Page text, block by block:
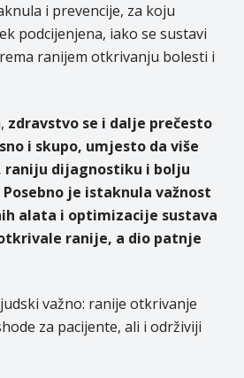
i prevencije, za koju
podcijenjena, iako se sustavi
ranijem otkrivanju bolesti i
zdravstvo se i dalje prečesto
i skupo, umjesto da više
raniju dijagnostiku i bolju
je istaknula važnost
alata i optimizacije sustava
ranije, a dio patnje
važno: ranije otkrivanje
za pacijente, ali i održiviji